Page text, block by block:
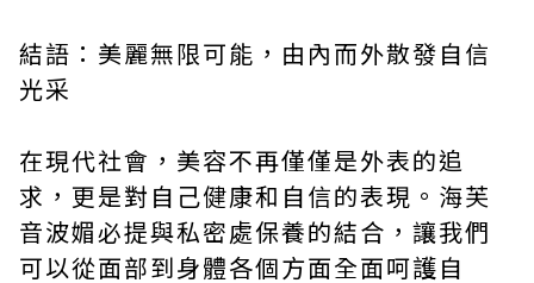
結語：美麗無限可能，由內而外散發自信
光采
在現代社會，美容不再僅僅是外表的追
求，更是對自己健康和自信的表現。海芙
音波媚必提與私密處保養的結合，讓我們
可以從面部到身體各個方面全面呵護自